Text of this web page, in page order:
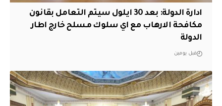
ادارة الدولة: بعد 30 ايلول سيتم التعامل بقانون
مكافحة الارهاب مع اي سلوك مسلح خارج اطار
الدولة
قبل يومين